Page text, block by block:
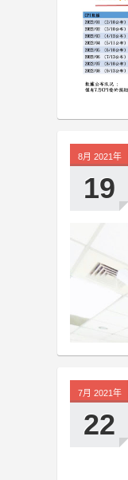
8月 2021年
19
7月 2021年
22